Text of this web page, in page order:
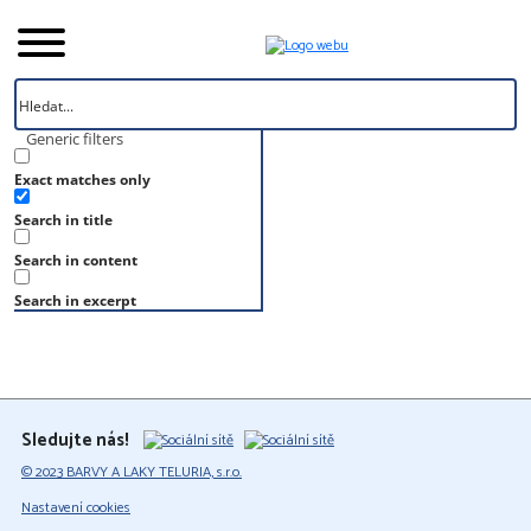
Generic filters
Exact matches only
Search in title
Search in content
Search in excerpt
Úvod
Vzorník
S 8505-R80B
S 8505-R80B
Sledujte nás!
© 2023 BARVY A LAKY TELURIA, s.r.o.
Nastavení cookies